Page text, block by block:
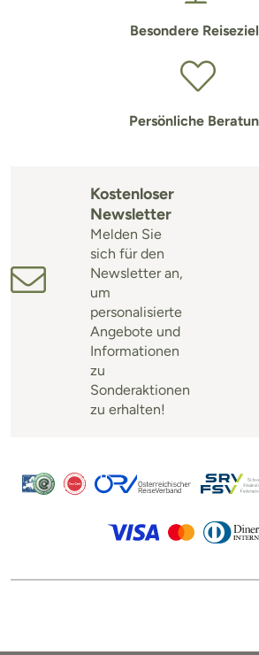
Besondere
Persönliche
Kostenloser
Newsletter
Melden Sie
sich für den
Newsletter an,
um
personalisierte
Angebote und
Informationen
zu
Sonderaktionen
zu erhalten!